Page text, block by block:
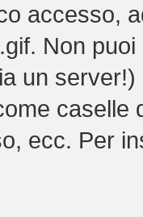
accesso,
Non
un
caselle
ecc. Per